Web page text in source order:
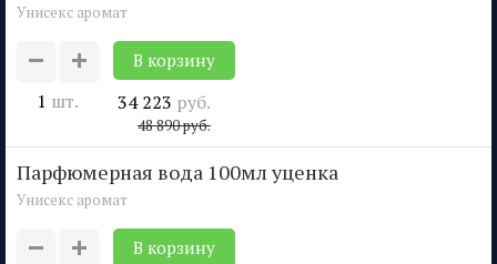
Унисекс аромат
1 шт. 34 223 руб.
48 890руб.
парфюмерная вода 100мл уценка
Унисекс аромат